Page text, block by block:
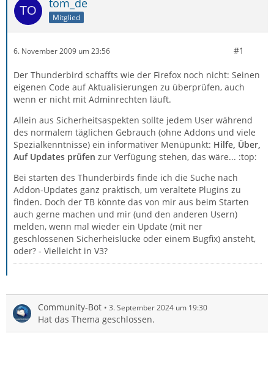
tom_de
Mitglied
6. November 2009 um 23:56 #1
Der Thunderbird schaffts wie der Firefox noch nicht: Seinen
eigenen Code auf Aktualisierungen zu überprüfen, auch
wenn er nicht mit Adminrechten läuft.
Allein aus Sicherheitsaspekten sollte jedem User während
des normalem täglichen Gebrauch (ohne Addons und viele
Spezialkenntnisse) ein informativer Menüpunkt: Hilfe, Über,
Auf Updates prüfen zur Verfügung stehen, das wäre... :top:
Bei starten des Thunderbirds finde ich die Suche nach
Addon-Updates ganz praktisch, um veraltete Plugins zu
finden. Doch der TB könnte das von mir aus beim Starten
auch gerne machen und mir (und den anderen Usern)
melden, wenn mal wieder ein Update (mit ner
geschlossenen Sicherheislücke oder einem Bugfix) ansteht,
oder? - Vielleicht in V3?
Community-Bot 3. September 2024 um 19:30
Hat das Thema geschlossen.